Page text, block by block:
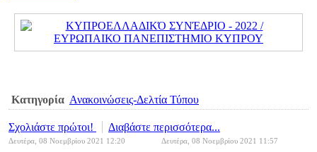
Κατηγορία Ανακοινώσεις-Δελτία Τύπου
Σχολιάστε πρώτοι! Διαβάστε περισσότερα...
Δευτέρα, 08 Νοεμβρίου 2021 12:20 Δευτέρα, 08 Νοεμβρίου 2021 11:57